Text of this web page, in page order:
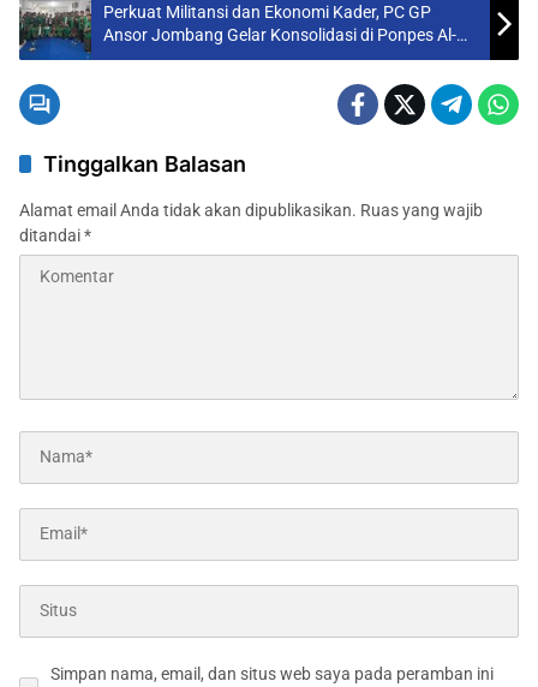
Perkuat Militansi dan Ekonomi Kader, PC GP
Ansor Jombang Gelar Konsolidasi di Ponpes Al-
Hikam
Tinggalkan Balasan
Alamat email Anda tidak akan dipublikasikan. Ruas yang wajib
ditandai*
Simpan nama, email, dan situs web saya pada peramban ini